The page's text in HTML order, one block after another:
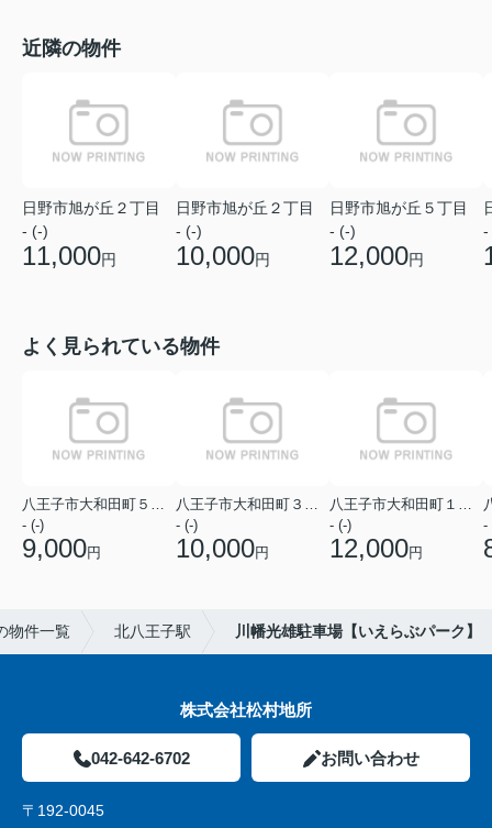
近隣の物件
日野市旭が丘２丁目
- (-)
11,000円
日野市旭が丘２丁目
- (-)
10,000円
日野市旭が丘５丁目
- (-)
12,000円
-
よく見られている物件
- (-)
9,000円
- (-)
10,000円
- (-)
12,000円
-
物件一覧 北八王子駅 川幡光雄駐車場【いえらぶパーク】
株式会社松村地所
042-642-6702 お問い合わせ
〒192-0045